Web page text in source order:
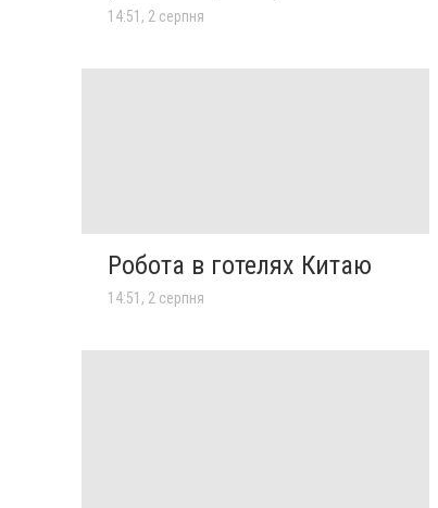
14:51, 2 серпня
Робота в готелях Китаю
14:51, 2 серпня